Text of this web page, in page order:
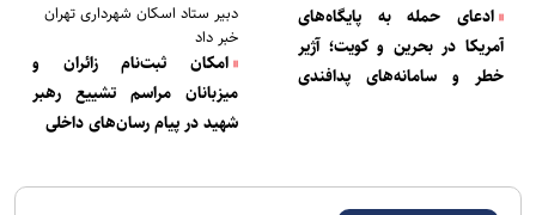
ادعای حمله به پایگاه‌های
آمریکا در بحرین و کویت؛ آژیر
خطر و سامانه‌های پدافندی
دبیر ستاد اسکان شهرداری تهران
خبر داد
امکان ثبت‌نام زائران و
میزبانان مراسم تشییع رهبر
شهید در پیام رسان‌های داخلی